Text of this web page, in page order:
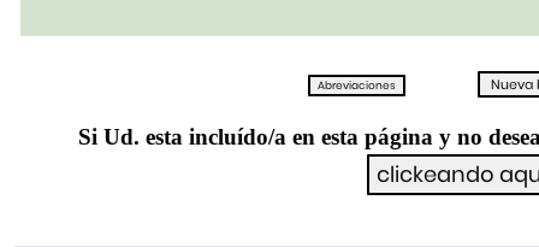
Si Ud. esta incluído/a en esta página y no